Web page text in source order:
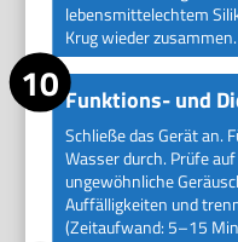
lebensmittelechtem
Krug wieder
Funktions- und
Schließe das Gerät an.
Wasser durch. Prüfe
ungewöhnliche
Auffälligkeiten und
(Zeitaufwand: 5–15